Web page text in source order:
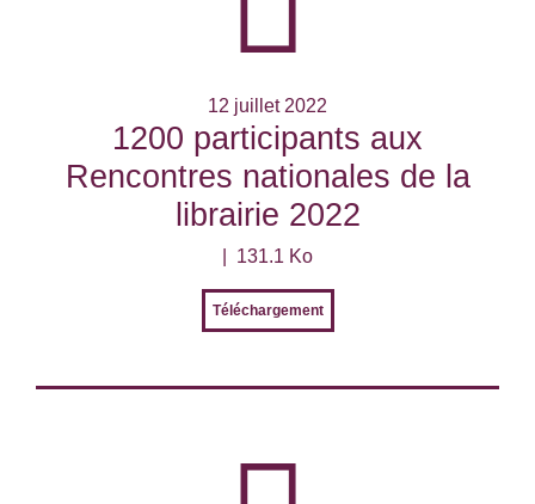
12 juillet 2022
1200 participants aux
Rencontres nationales de la
librairie 2022
131.1 Ko
Téléchargement